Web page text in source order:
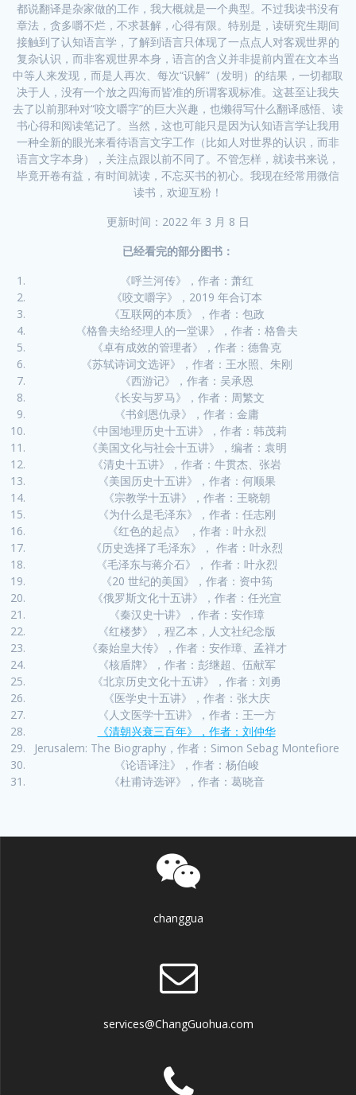
都说翻译是杂家做的工作，我大概就是一个典型。不过我读书没有
章法，贪多嚼不烂，不求甚解，心得有限。特别是，读研究生期间
接触到了认知语言学，了解到语言只体现了一点点人对客观世界的
复杂认识，而非客观世界本身，语言的含义并非提前内置在文本当
中等人来发现，而是人再次、每次“识解”（发明）的结果，一切都取
决于人，没有一个放之四海而皆准的所谓客观标准。这甚至让我失
去了以前那种对“咬文嚼字”的巨大兴趣，也懒得写什么翻译感悟、读
书心得和阅读笔记了。当然，这也可能只是因为认知语言学让我用
一种全新的眼光来看待语言文字工作（比如人对世界的认识，而非
语言文字本身），关注点跟以前不同了。不管怎样，就读书来说，
毕竟开卷有益，有时间就读，不忘买书的初心。我现在经常用微信
读书，欢迎互粉！
更新时间：2022 年 3 月 8 日
已经看完的部分图书：
《呼兰河传》，作者：萧红
《咬文嚼字》，2019 年合订本
《互联网的本质》，作者：包政
《格鲁夫给经理人的一堂课》，作者：格鲁夫
《卓有成效的管理者》，作者：德鲁克
《苏轼诗词文选评》，作者：王水照、朱刚
《西游记》，作者：吴承恩
《长安与罗马》，作者：周繁文
《书剑恩仇录》，作者：金庸
《中国地理历史十五讲》，作者：韩茂莉
《美国文化与社会十五讲》，编者：袁明
《清史十五讲》，作者：牛贯杰、张岩
《美国历史十五讲》，作者：何顺果
《宗教学十五讲》，作者：王晓朝
《为什么是毛泽东》，作者：任志刚
《红色的起点》 ，作者：叶永烈
《历史选择了毛泽东》， 作者：叶永烈
《毛泽东与蒋介石》， 作者：叶永烈
《20 世纪的美国》，作者：资中筠
《俄罗斯文化十五讲》，作者：任光宣
《秦汉史十讲》，作者：安作璋
《红楼梦》，程乙本，人文社纪念版
《秦始皇大传》，作者：安作璋、孟祥才
《核盾牌》，作者：彭继超、伍献军
《北京历史文化十五讲》，作者：刘勇
《医学史十五讲》，作者：张大庆
《人文医学十五讲》，作者：王一方
《清朝兴衰三百年》，作者：刘仲华
Jerusalem: The Biography，作者：Simon Sebag Montefiore
《论语译注》，作者：杨伯峻
《杜甫诗选评》，作者：葛晓音
changgua
services@ChangGuohua.com